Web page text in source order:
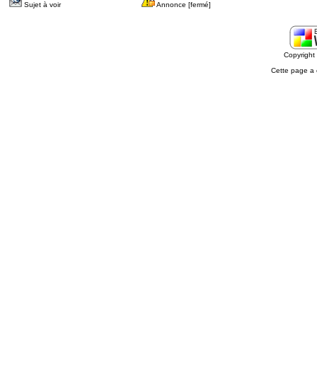
Sujet à voir
Annonce [fermé]
Cette page a